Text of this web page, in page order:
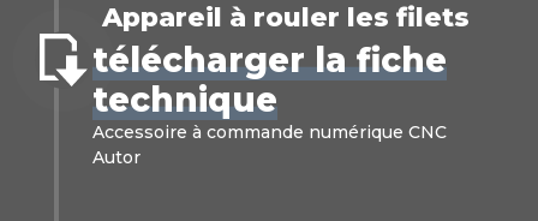
Appareil à rouler les filets
télécharger la fiche
technique
Accessoire à commande numérique CNC
Autor